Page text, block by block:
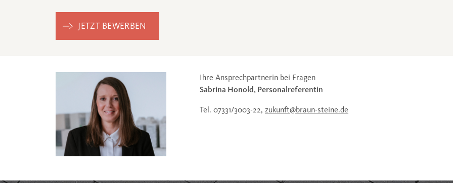
JETZT BEWERBEN
Ihre Ansprechpartnerin bei Fragen
Sabrina Honold, Personalreferentin
Tel. 07331/3003-22, zukunft@braun-steine.de